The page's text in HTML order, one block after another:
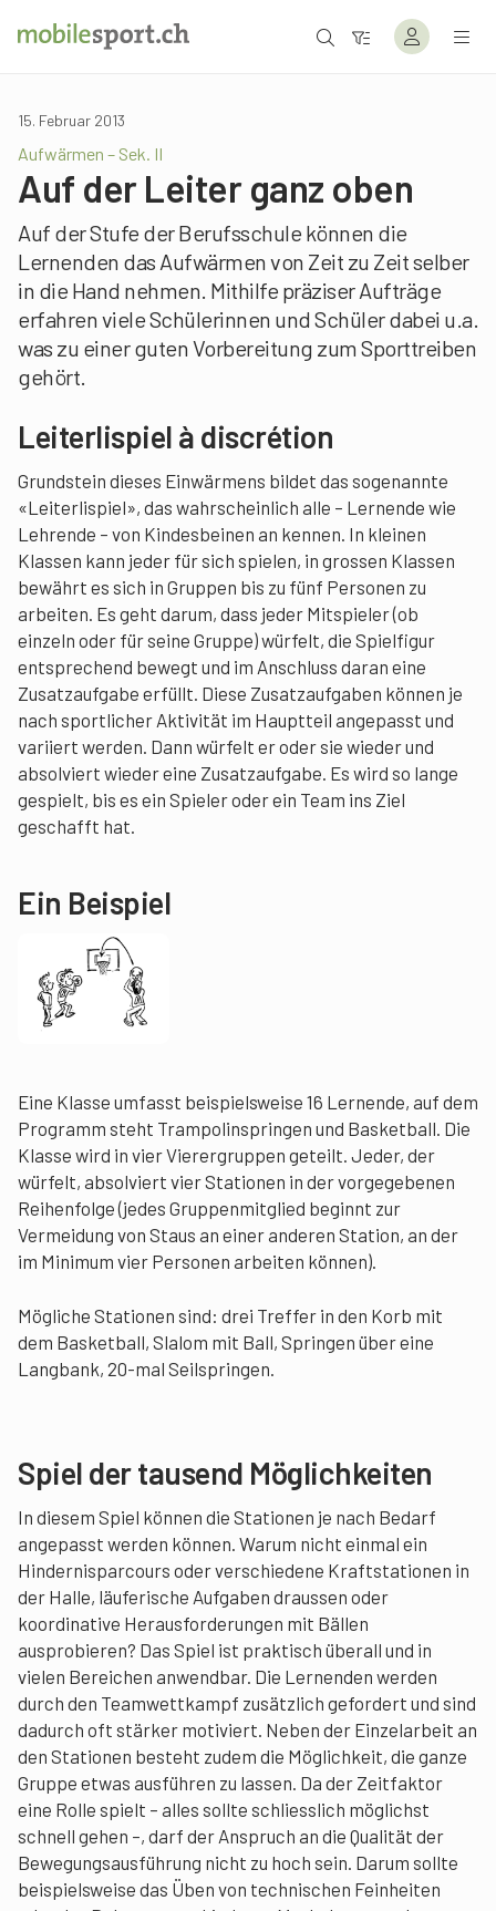
15. Februar 2013
Aufwärmen – Sek. II
Auf der Leiter ganz oben
Auf der Stufe der Berufsschule können die
Lernenden das Aufwärmen von Zeit zu Zeit selber
in die Hand nehmen. Mithilfe präziser Aufträge
erfahren viele Schülerinnen und Schüler dabei u.a.
was zu einer guten Vorbereitung zum Sporttreiben
gehört.
Leiterlispiel à discrétion
Grundstein dieses Einwärmens bildet das sogenannte
«Leiterlispiel», das wahrscheinlich alle – Lernende wie
Lehrende – von Kindesbeinen an kennen. In kleinen
Klassen kann jeder für sich spielen, in grossen Klassen
bewährt es sich in Gruppen bis zu fünf Personen zu
arbeiten. Es geht darum, dass jeder Mitspieler (ob
einzeln oder für seine Gruppe) würfelt, die Spielfigur
entsprechend bewegt und im Anschluss daran eine
Zusatzaufgabe erfüllt. Diese Zusatzaufgaben können je
nach sportlicher Aktivität im Hauptteil angepasst und
variiert werden. Dann würfelt er oder sie wieder und
absolviert wieder eine Zusatzaufgabe. Es wird so lange
gespielt, bis es ein Spieler oder ein Team ins Ziel
geschafft hat.
Ein Beispiel
Eine Klasse umfasst beispielsweise 16 Lernende, auf dem
Programm steht Trampolinspringen und Basketball. Die
Klasse wird in vier Vierergruppen geteilt. Jeder, der
würfelt, absolviert vier Stationen in der vorgegebenen
Reihenfolge (jedes Gruppenmitglied beginnt zur
Vermeidung von Staus an einer anderen Station, an der
im Minimum vier Personen arbeiten können).
Mögliche Stationen sind: drei Treffer in den Korb mit
dem Basketball, Slalom mit Ball, Springen über eine
Langbank, 20-mal Seilspringen.
Spiel der tausend Möglichkeiten
In diesem Spiel können die Stationen je nach Bedarf
angepasst werden können. Warum nicht einmal ein
Hindernisparcours oder verschiedene Kraftstationen in
der Halle, läuferische Aufgaben draussen oder
koordinative Herausforderungen mit Bällen
ausprobieren? Das Spiel ist praktisch überall und in
vielen Bereichen anwendbar. Die Lernenden werden
durch den Teamwettkampf zusätzlich gefordert und sind
dadurch oft stärker motiviert. Neben der Einzelarbeit an
den Stationen besteht zudem die Möglichkeit, die ganze
Gruppe etwas ausführen zu lassen. Da der Zeitfaktor
eine Rolle spielt – alles sollte schliesslich möglichst
schnell gehen –, darf der Anspruch an die Qualität der
Bewegungsausführung nicht zu hoch sein. Darum sollte
beispielsweise das Üben von technischen Feinheiten